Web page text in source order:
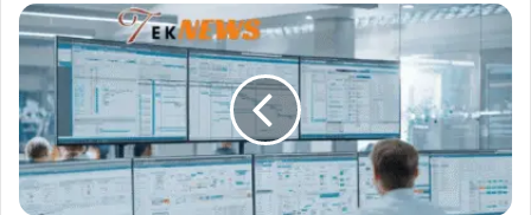
نظام
إدارة
المشاريع
المتكامل